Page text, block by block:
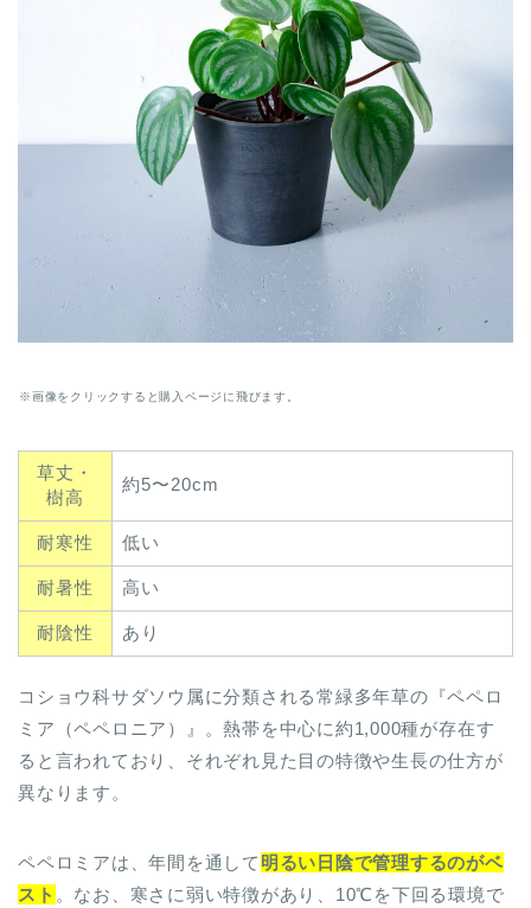
※画像をクリックすると購入ページに飛びます。
草丈・
樹高
約5〜20cm
耐寒性 低い
耐暑性 高い
耐陰性 あり
コショウ科サダソウ属に分類される常緑多年草の『ペペロ
ミア（ペペロニア）』。熱帯を中心に約1,000種が存在す
ると言われており、それぞれ見た目の特徴や生長の仕方が
異なります。
ペペロミアは、年間を通して 明るい日陰で管理するのがベ
スト 。なお、寒さに弱い特徴があり、10℃を下回る環境で